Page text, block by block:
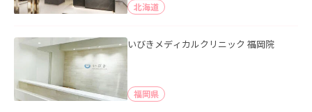
北海道
いびきメディカルクリニック 福岡院
福岡県